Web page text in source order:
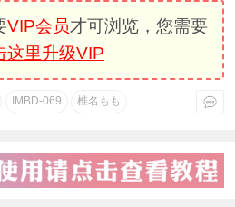
VIP会员才可浏览，您需要
这里升级VIP
IMBD-069 椎名もも